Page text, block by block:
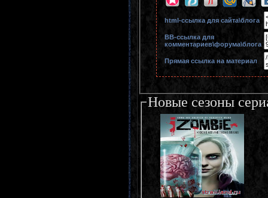
html-cсылка для сайта\блога
BB-cсылка для
комментариев\форума\блога
Прямая ссылка на материал
Новые сезоны